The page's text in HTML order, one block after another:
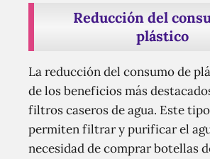
Reducción del
plástico
La reducción del consumo de
de los beneficios más
filtros caseros de agua. Este
permiten filtrar y purificar el
necesidad de comprar botellas